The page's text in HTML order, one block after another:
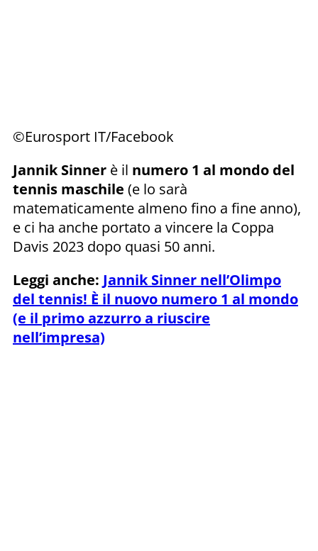
©Eurosport IT/Facebook
Jannik Sinner è il numero 1 al mondo del
tennis maschile (e lo sarà
matematicamente almeno fino a fine anno),
e ci ha anche portato a vincere la Coppa
Davis 2023 dopo quasi 50 anni.
Leggi anche: Jannik Sinner nell’Olimpo
del tennis! È il nuovo numero 1 al mondo
(e il primo azzurro a riuscire
nell’impresa)